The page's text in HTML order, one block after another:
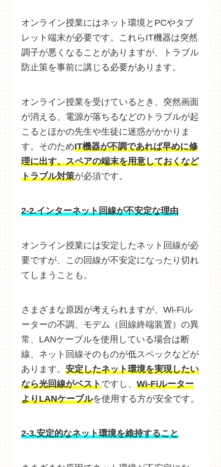
オンライン授業にはネット環境とPCやタブ
レット端末が必要です。これらIT機器は突然
調子が悪くなることがありますが、トラブル
防止策を事前に講じる必要があります。
オンライン授業を受けているとき、突然画面
が消える、電源が落ちるなどのトラブルが起
こるとほかの先生や生徒に迷惑がかかりま
す。そのためIT機器が不調であれば早めに修
理に出す、スペアの端末を用意しておくなど
トラブル対策が必須です。
2-2.インターネット回線が不安定な理由
オンライン授業には安定したネット回線が必
要ですが、この回線が不安定になったり切れ
てしまうことも。
さまざまな原因が考えられますが、Wi-Fiル
ーターの不調、モデム（回線終端装置）の異
常、LANケーブルを使用している場合は断
線、ネット回線そのものが低スペックなどが
あります。 安定したネット環境を実現したい
なら光回線がベストですし、 Wi-Fiルーター
よりLANケーブルを使用する方が安全です。
2-3.安定的なネット環境を維持すること